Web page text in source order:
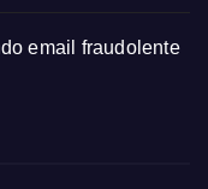
email fraudolente